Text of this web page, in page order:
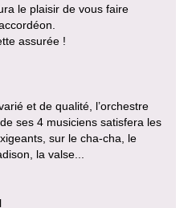
le plaisir de vous faire
assurée !
et de qualité, l’orchestre
ses 4 musiciens satisfera les
sur le cha-cha, le
la valse...